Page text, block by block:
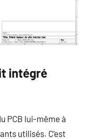
intégré
PCB lui-même à
utilisés. C’est